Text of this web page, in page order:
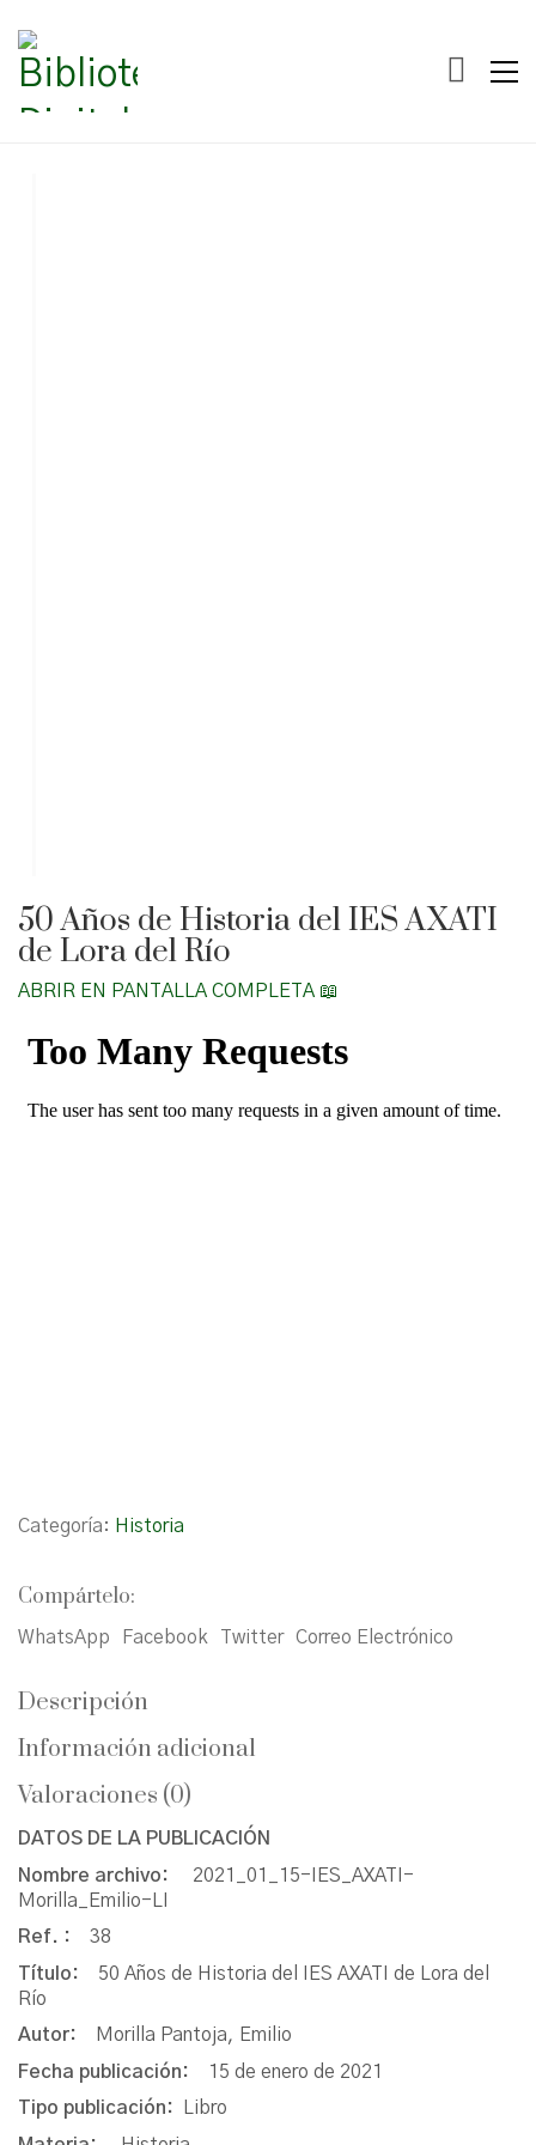
50 Años de Historia del IES AXATI
de Lora del Río
ABRIR EN PANTALLA COMPLETA 📖
Categoría: Historia
Compártelo:
WhatsApp Facebook Twitter Correo Electrónico
Descripción
Información adicional
Valoraciones (0)
DATOS DE LA PUBLICACIÓN
Nombre archivo: 2021_01_15-IES_AXATI-
Morilla_Emilio-LI
Ref. : 38
Título: 50 Años de Historia del IES AXATI de Lora del
Río
Autor:
Morilla Pantoja, Emilio
Fecha publicación:
15 de enero de 2021
Tipo publicación:
Libro